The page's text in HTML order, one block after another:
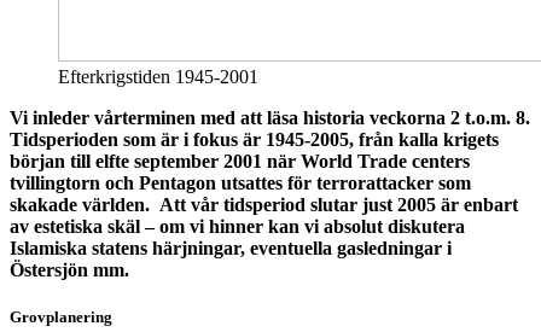
Efterkrigstiden 1945-2001
Vi inleder vårterminen med att läsa historia veckorna 2 t.o.m. 8.
Tidsperioden som är i fokus är 1945-2005, från kalla krigets
början till elfte september 2001 när World Trade centers
tvillingtorn och Pentagon utsattes för terrorattacker som
skakade världen. Att vår tidsperiod slutar just 2005 är enbart
av estetiska skäl – om vi hinner kan vi absolut diskutera
Islamiska statens härjningar, eventuella gasledningar i
Östersjön mm.
Grovplanering